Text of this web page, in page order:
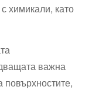
химикали, като
важна⁣
повърхностите,